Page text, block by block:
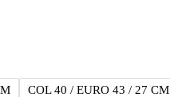
COL 40 / EURO 43 / 27 CM